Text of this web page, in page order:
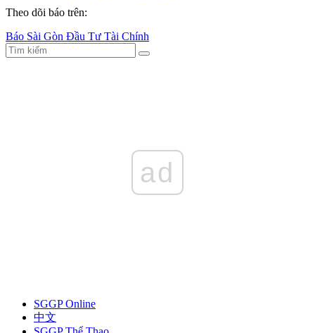
Theo dõi báo trên:
Báo Sài Gòn Đầu Tư Tài Chính
ad
SGGP Online
中文